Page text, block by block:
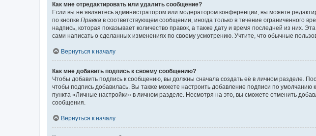
Как мне отредактировать или удалить сообщение?
Если вы не являетесь администратором или модератором конференции, вы можете
по кнопке Правка в соответствующем сообщении, иногда только в течение ограниченного
надпись, которая показывает количество правок, а также дату и время последней из них.
сами написать о сделанных изменениях по своему усмотрению. Учтите, что обычные
Вернуться к началу
Как мне добавить подпись к своему сообщению?
Чтобы добавить подпись к сообщению, вы должны сначала создать её в личном разделе.
чтобы подпись добавилась. Вы также можете настроить добавление подписи по
пункта «Личные настройки» в личном разделе. Несмотря на это, вы сможете отменить
сообщения.
Вернуться к началу